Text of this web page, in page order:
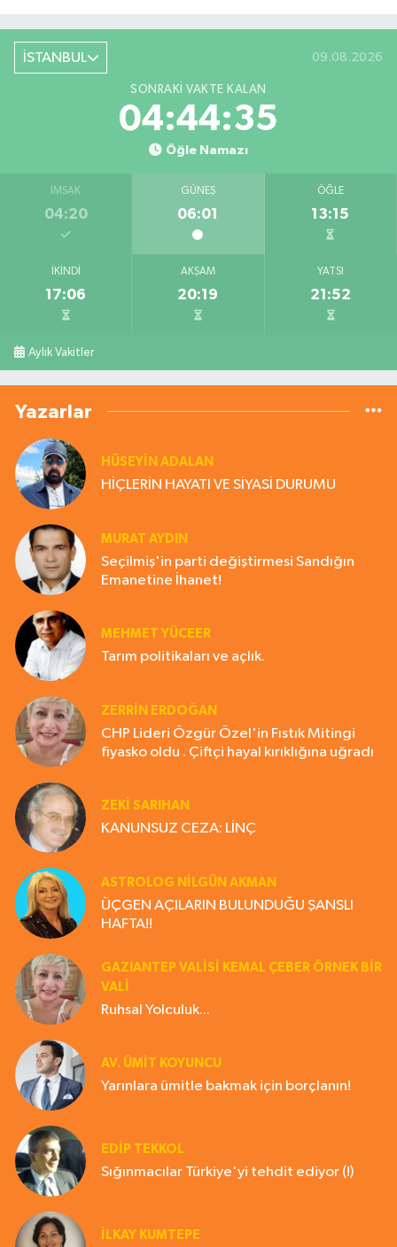
İSTANBUL 09.08.2026
SONRAKI VAKTE KALAN
04:44:35
Öğle Namazı
İMSAK
04:20
GÜNEŞ
06:01
ÖĞLE
13:15
İKINDI
17:06
AKŞAM
20:19
YATSI
21:52
Aylık Vakitler
Yazarlar
HÜSEYIN ADALAN
HİÇLERİN HAYATI VE SİYASİ DURUMU
MURAT AYDIN
Seçilmiş'in parti değiştirmesi Sandığın
Emanetine İhanet!
MEHMET YÜCEER
Tarım politikaları ve açlık.
ZERRIN ERDOĞAN
CHP Lideri Özgür Özel'in Fıstık Mitingi
fiyasko oldu . Çiftçi hayal kırıklığına uğradı
ZEKI SARIHAN
KANUNSUZ CEZA: LİNÇ
ASTROLOG NILGÜN AKMAN
ÜÇGEN AÇILARIN BULUNDUĞU ŞANSLI
HAFTA!!
GAZIANTEP VALISI KEMAL ÇEBER ÖRNEK BİR
VALİ
Ruhsal Yolculuk...
AV. ÜMIT KOYUNCU
Yarınlara ümitle bakmak için borçlanın!
EDIP TEKKOL
Sığınmacılar Türkiye'yi tehdit ediyor (!)
İLKAY KUMTEPE